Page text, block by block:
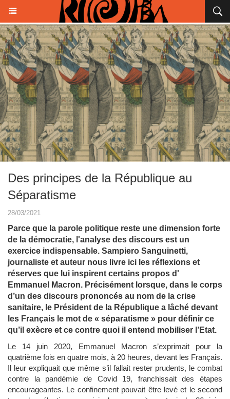
Des principes de la République au
Séparatisme
28/03/2021
Parce que la parole politique reste une dimension forte
de la démocratie, l'analyse des discours est un
exercice indispensable. Sampiero Sanguinetti,
journaliste et auteur nous livre ici les réflexions et
réserves que lui inspirent certains propos d'
Emmanuel Macron. Précisément lorsque, dans le corps
d’un des discours prononcés au nom de la crise
sanitaire, le Président de la République a lâché devant
les Français le mot de « séparatisme » pour définir ce
qu’il exècre et ce contre quoi il entend mobiliser l’Etat.
Le 14 juin 2020, Emmanuel Macron s’exprimait pour la
quatrième fois en quatre mois, à 20 heures, devant les Français.
Il leur expliquait que même s’il fallait rester prudents, le combat
contre la pandémie de Covid 19, franchissait des étapes
encourageantes. Le confinement pouvait être levé et le second